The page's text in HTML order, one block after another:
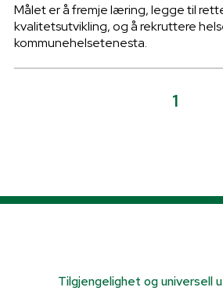
Målet er å fremje læring, legge til
kvalitetsutvikling, og å rekruttere
kommunehelsetenesta.
1
Tilgjengelighet og universell